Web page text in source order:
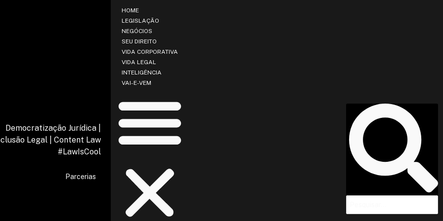
Democratização Jurídica |
Legal | Content Law
#LawIsCool
Parcerias
HOME
LEGISLAÇÃO
NEGÓCIOS
SEU DIREITO
VIDA CORPORATIVA
VIDA LEGAL
INTELIGÊNCIA
VAI-E-VEM